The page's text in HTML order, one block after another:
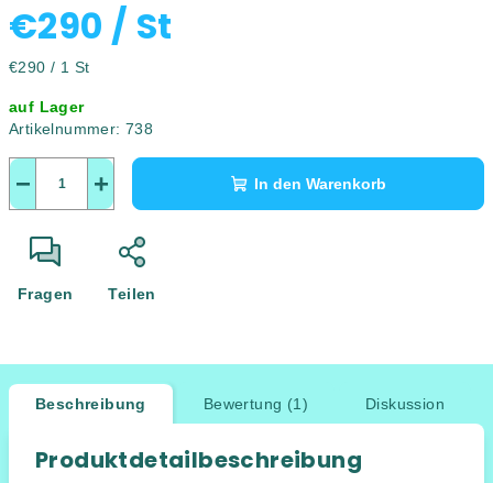
€290 / St
Verkaufspreis:
€290 / 1 St
auf Lager
Artikelnummer: 738
+
− In den Warenkorb
Fragen Teilen
Beschreibung Bewertung (1) Diskussion
Produktdetailbeschreibung